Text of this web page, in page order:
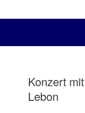
Konzert
Lebon